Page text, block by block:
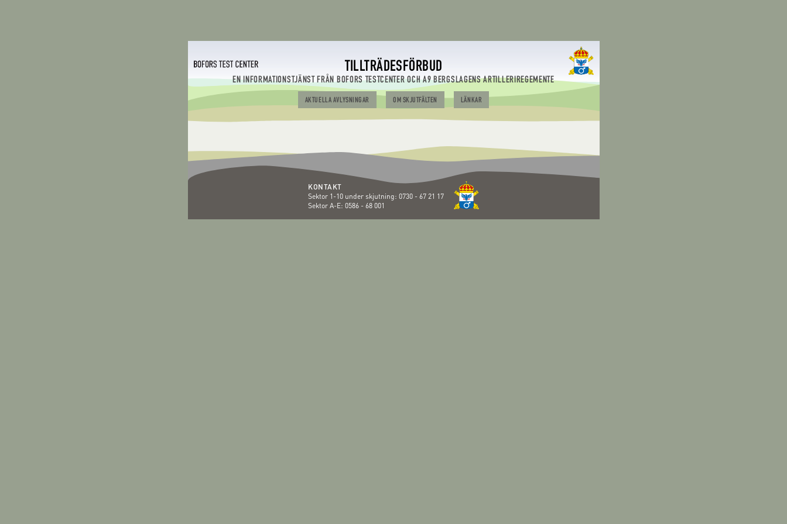
TILLTRÄDESFÖRBUD
EN INFORMATIONSTJÄNST FRÅN BOFORS TESTCENTER OCH A9 BERGSLAGENS ARTILLERIREGEMENTE
AKTUELLA AVLYSNINGAR OM SKJUTFÄLTEN LÄNKAR
KONTAKT
Sektor 1-10 under skjutning: 0730 - 67 21 17
Sektor A-E: 0586 - 68 001